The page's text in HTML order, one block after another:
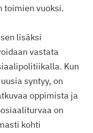
toimien vuoksi.
lisäksi
vastata
Kun
syntyy, on
oppimista ja
on
kohti